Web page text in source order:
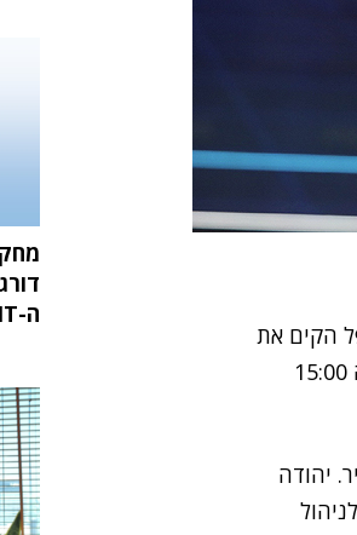
, שנפטר בשנה שעברה ממחלת הסרטן. הוא יובא למנוחות מחר בשעה 15:00
יהודה
ה-IT